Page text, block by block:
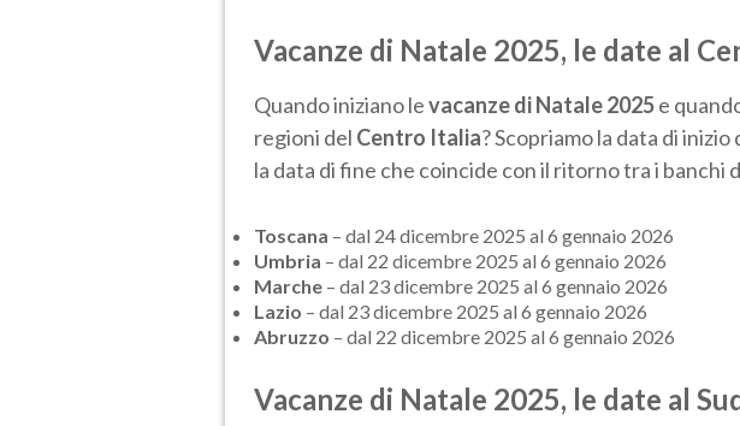
Vacanze di Natale 2025, le date al
Quando iniziano levacanze di Natale 2025e
regioni del Centro Italia? Scopriamo la data di
la data di fine che coincide con il ritorno tra i banchi
Toscana – dal 24 dicembre 2025 al 6 gennaio 2026
Umbria – dal 22 dicembre 2025 al 6 gennaio 2026
Marche – dal 23 dicembre 2025 al 6 gennaio 2026
Lazio – dal 23 dicembre 2025 al 6 gennaio 2026
Abruzzo – dal 22 dicembre 2025 al 6 gennaio 2026
Vacanze di Natale 2025, le date al